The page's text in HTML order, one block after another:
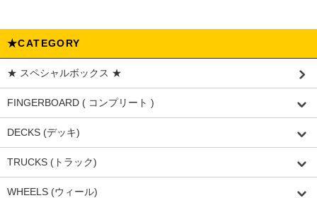
★CATEGORY
★ スペシャルボックス ★
FINGERBOARD ( コンプリート )
DECKS (デッキ)
TRUCKS (トラック)
WHEELS (ウィール)